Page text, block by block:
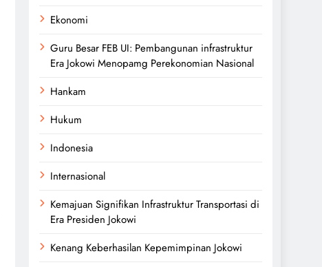
Ekonomi
Guru Besar FEB UI: Pembangunan infrastruktur
Era Jokowi Menopamg Perekonomian Nasional
Hankam
Hukum
Indonesia
Internasional
Kemajuan Signifikan Infrastruktur Transportasi di
Era Presiden Jokowi
Kenang Keberhasilan Kepemimpinan Jokowi